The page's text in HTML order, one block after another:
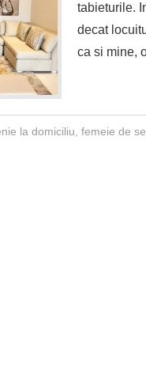
tabieturile.
decat
ca si mine,
la domiciliu femeie de